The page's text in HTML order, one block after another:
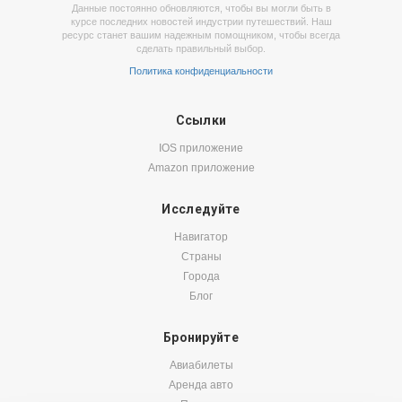
Данные постоянно обновляются, чтобы вы могли быть в
курсе последних новостей индустрии путешествий. Наш
ресурс станет вашим надежным помощником, чтобы всегда
сделать правильный выбор.
Политика конфиденциальности
Ссылки
IOS приложение
Amazon приложение
Исследуйте
Навигатор
Страны
Города
Блог
Бронируйте
Авиабилеты
Аренда авто